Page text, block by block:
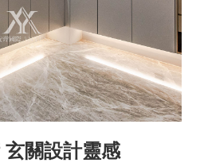
關設計靈感